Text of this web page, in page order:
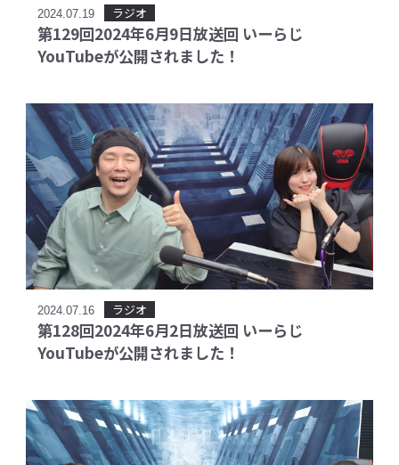
2024.07.19 ラジオ
第129回2024年6月9日放送回 いーらじ
YouTubeが公開されました！
2024.07.16 ラジオ
第128回2024年6月2日放送回 いーらじ
YouTubeが公開されました！